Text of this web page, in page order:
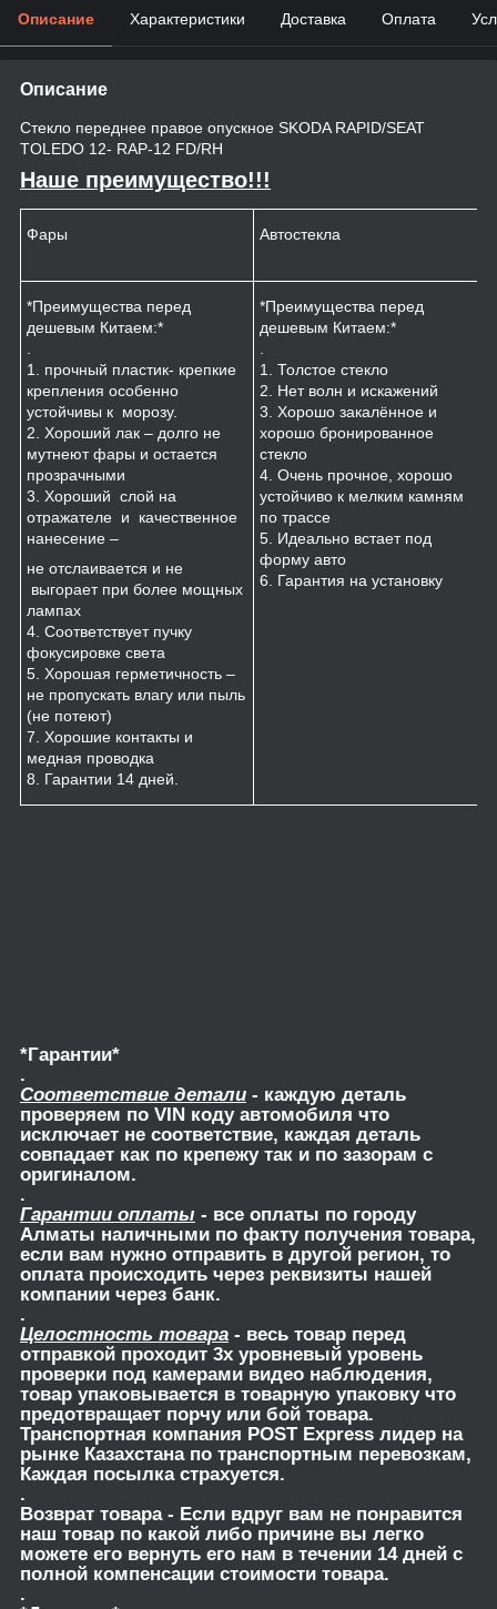
Описание Характеристики Доставка Оплата
Описание
Стекло переднее правое опускное SKODA RAPID/SEAT
TOLEDO 12- RAP-12 FD/RH
Наше преимущество!!!
Фары Автостекла
*Преимущества перед
дешевым Китаем:*
.
1. прочный пластик- крепкие
крепления особенно
устойчивы к морозу.
2. Хороший лак – долго не
мутнеют фары и остается
прозрачными
3. Хороший слой на
отражателе и качественное
нанесение –
не отслаивается и не
выгорает при более мощных
лампах
4. Соответствует пучку
фокусировке света
5. Хорошая герметичность –
не пропускать влагу или пыль
(не потеют)
7. Хорошие контакты и
медная проводка
8. Гарантии 14 дней.
*Преимущества перед
дешевым Китаем:*
.
1. Толстое стекло
2. Нет волн и искажений
3. Хорошо закалённое и
хорошо бронированное
стекло
4. Очень прочное, хорошо
устойчиво к мелким камням
по трассе
5. Идеально встает под
форму авто
6. Гарантия на установку
*Гарантии*
.
Соответствие детали - каждую деталь
проверяем по VIN коду автомобиля что
исключает не соответствие, каждая деталь
совпадает как по крепежу так и по зазорам с
оригиналом.
.
Гарантии оплаты - все оплаты по городу
Алматы наличными по факту получения товара,
если вам нужно отправить в другой регион, то
оплата происходить через реквизиты нашей
компании через банк.
.
Целостность товара - весь товар перед
отправкой проходит 3х уровневый уровень
проверки под камерами видео наблюдения,
товар упаковывается в товарную упаковку что
предотвращает порчу или бой товара.
Транспортная компания POST Express лидер на
рынке Казахстана по транспортным перевозкам,
Каждая посылка страхуется.
.
Возврат товара- Если вдруг вам не понравится
наш товар по какой либо причине вы легко
можете его вернуть его нам в течении 14 дней с
полной компенсации стоимости товара.
.